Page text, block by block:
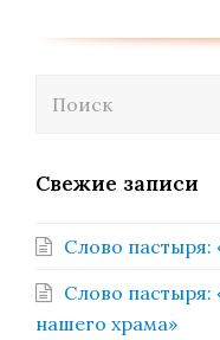
Свежие записи
Слово пастыря:
Слово пастыря:
нашего храма»